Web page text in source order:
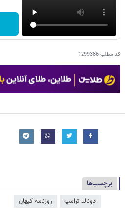
کد مطلب1299386
برچسب‌ها
دونالد ترامپ روزنامه کیهان